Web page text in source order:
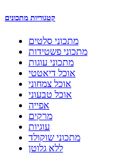
קטגוריות מתכונים
מתכוני סלטים
מתכוני פשטידות
מתכוני עוגות
אוכל דיאטטי
אוכל צמחוני
אוכל טבעוני
אפייה
מרקים
עוגיות
מתכוני שוקולד
ללא גלוטן